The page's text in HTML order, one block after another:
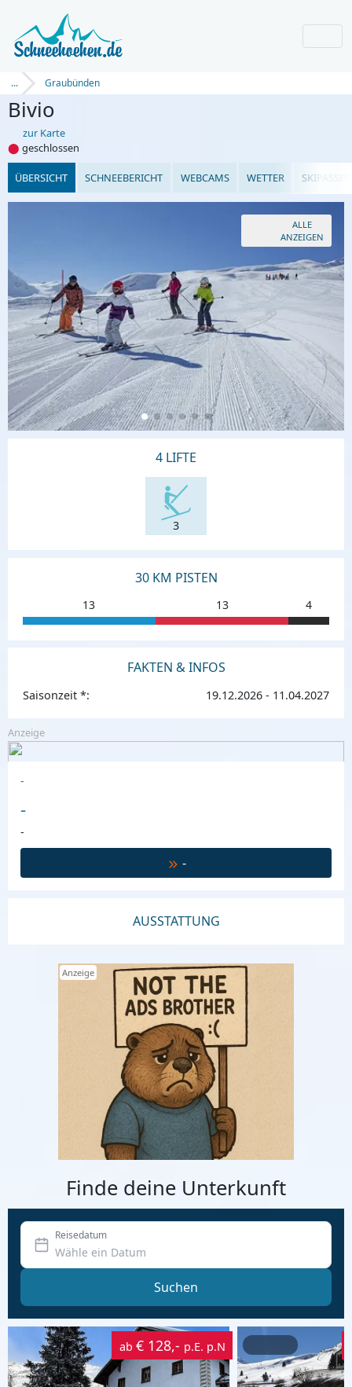
... Graubünden
Bivio
zur Karte
⬤ geschlossen
ÜBERSICHT SCHNEEBERICHT WEBCAMS WETTER
ALLE
ANZEIGEN
Finde deine Unterkunft
Reisedatum
Suchen
ab € 128,- p.E. p.N
4 LIFTE
3
30 KM PISTEN
13 13 4
FAKTEN & INFOS
Saisonzeit *: 19.12.2026 - 11.04.2027
Anzeige
-
-
-
-
AUSSTATTUNG
Anzeige